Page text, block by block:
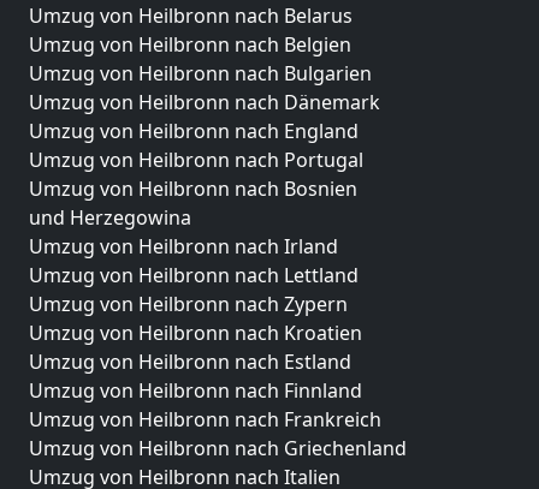
Umzug von Heilbronn nach Belarus
Umzug von Heilbronn nach Belgien
Umzug von Heilbronn nach Bulgarien
Umzug von Heilbronn nach Dänemark
Umzug von Heilbronn nach England
Umzug von Heilbronn nach Portugal
Umzug von Heilbronn nach Bosnien
und Herzegowina
Umzug von Heilbronn nach Irland
Umzug von Heilbronn nach Lettland
Umzug von Heilbronn nach Zypern
Umzug von Heilbronn nach Kroatien
Umzug von Heilbronn nach Estland
Umzug von Heilbronn nach Finnland
Umzug von Heilbronn nach Frankreich
Umzug von Heilbronn nach Griechenland
Umzug von Heilbronn nach Italien